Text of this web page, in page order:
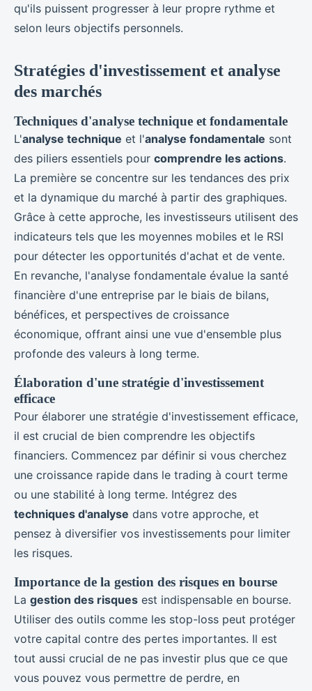
qu'ils puissent progresser à leur propre rythme et
selon leurs objectifs personnels.
Stratégies d'investissement et analyse
des marchés
Techniques d'analyse technique et fondamentale
L'analyse technique et l'analyse fondamentale sont
des piliers essentiels pour comprendre les actions.
La première se concentre sur les tendances des prix
et la dynamique du marché à partir des graphiques.
Grâce à cette approche, les investisseurs utilisent des
indicateurs tels que les moyennes mobiles et le RSI
pour détecter les opportunités d'achat et de vente.
En revanche, l'analyse fondamentale évalue la santé
financière d'une entreprise par le biais de bilans,
bénéfices, et perspectives de croissance
économique, offrant ainsi une vue d'ensemble plus
profonde des valeurs à long terme.
Élaboration d'une stratégie d'investissement
efficace
Pour élaborer une stratégie d'investissement efficace,
il est crucial de bien comprendre les objectifs
financiers. Commencez par définir si vous cherchez
une croissance rapide dans le trading à court terme
ou une stabilité à long terme. Intégrez des
techniques d'analyse dans votre approche, et
pensez à diversifier vos investissements pour limiter
les risques.
Importance de la gestion des risques en bourse
La gestion des risques est indispensable en bourse.
Utiliser des outils comme les stop-loss peut protéger
votre capital contre des pertes importantes. Il est
tout aussi crucial de ne pas investir plus que ce que
vous pouvez vous permettre de perdre, en